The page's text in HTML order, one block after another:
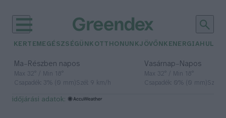
KERTEM EGÉSZSÉGÜNK OTTHONUNKJÖVŐNK ENERGIA
Ma– Részben napos
Max 32° / Min 18°
Csapadék: 3% (0 mm)Szél: 9 km/h
Vasárnap– Napos
Max 32° / Min 18°
Csapadék: 0% (0 mm)Szél:
időjárási adatok: